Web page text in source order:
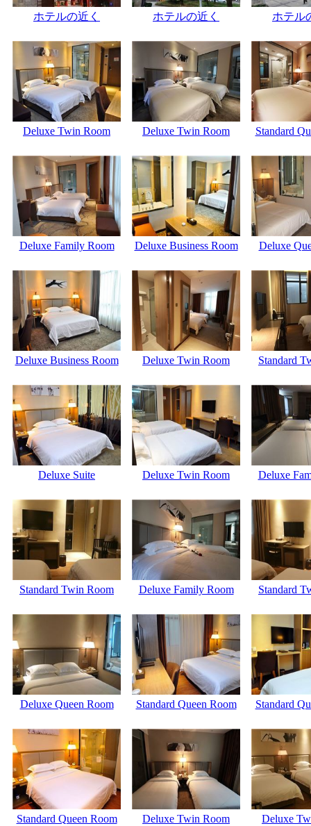
ホテルの近く ホテルの近く ホテル
Deluxe Twin Room Deluxe Twin Room Standard
Deluxe Family Room Deluxe Business Room Deluxe
Deluxe Business Room Deluxe Twin Room Standard
Deluxe Suite Deluxe Twin Room Deluxe
Standard Twin Room Deluxe Family Room Standard
Deluxe Queen Room Standard Queen Room Standard
Standard Queen Room Deluxe Twin Room Deluxe